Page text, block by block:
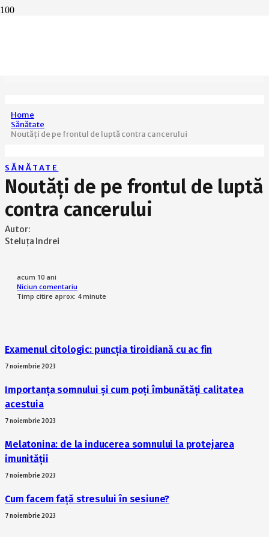
Home
Sănătate
Noutăți de pe frontul de luptă contra cancerului
SĂNĂTATE
Noutăți de pe frontul de luptă
contra cancerului
Autor:
Steluța Indrei
acum 10 ani
Niciun comentariu
Timp citire aprox: 4 minute
Examenul citologic: puncția tiroidiană cu ac fin
7 noiembrie 2023
Importanța somnului și cum poți îmbunătăți calitatea
acestuia
7 noiembrie 2023
Melatonina: de la inducerea somnului la protejarea
imunității
7 noiembrie 2023
Cum facem față stresului în sesiune?
7 noiembrie 2023